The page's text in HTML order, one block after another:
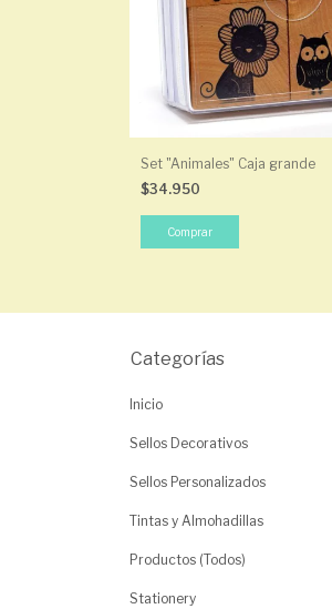
Set "Animales" Caja grande
$34.950
Categorías
Inicio
Sellos Decorativos
Sellos Personalizados
Tintas y Almohadillas
Productos (Todos)
Stationery